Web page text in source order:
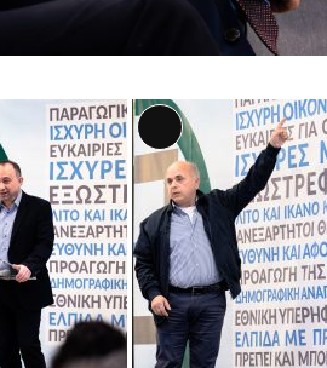
Αναλυτική
Περιγραφή